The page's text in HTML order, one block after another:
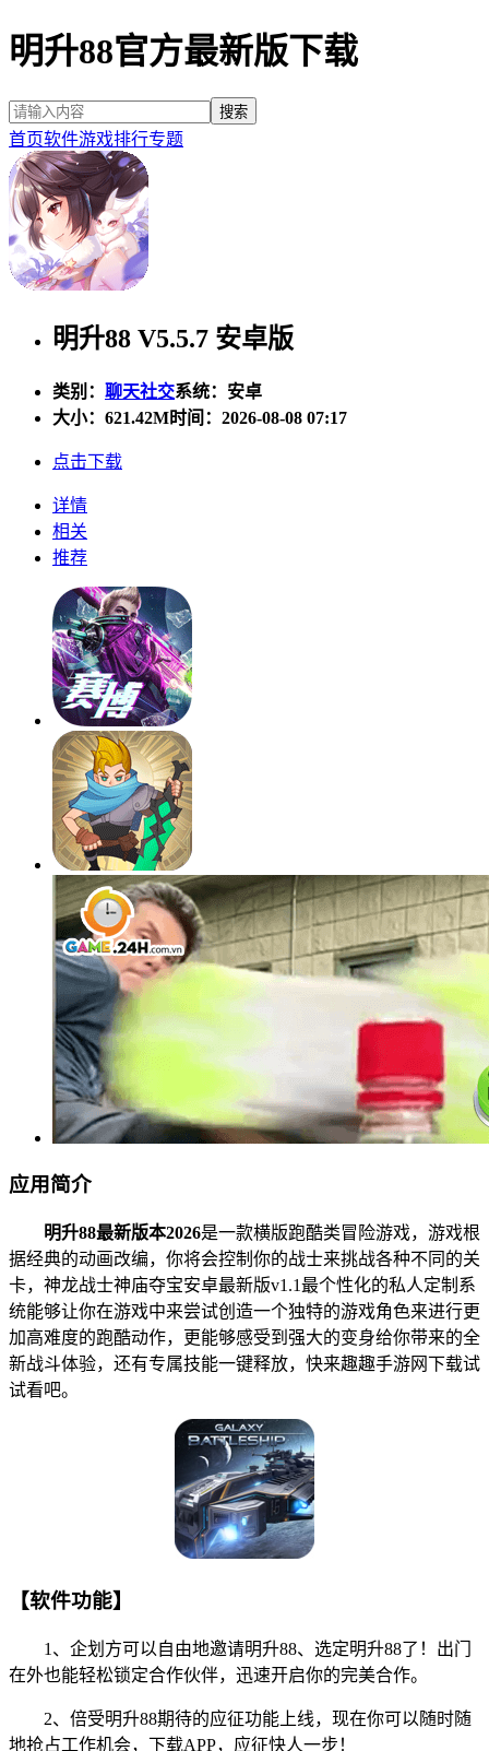
明升88官方最新版下载
首页软件游戏排行专题
明升88 V5.5.7 安卓版
类别： 聊天社交系统：安卓
大小： 621.42M时间：2026-08-08 07:17
点击下载
详情
相关
推荐
应用简介
明升88最新版本2026是一款横版跑酷类冒险游戏，游戏根
据经典的动画改编，你将会控制你的战士来挑战各种不同的关
卡，神龙战士神庙夺宝安卓最新版v1.1最个性化的私人定制系
统能够让你在游戏中来尝试创造一个独特的游戏角色来进行更
加高难度的跑酷动作，更能够感受到强大的变身给你带来的全
新战斗体验，还有专属技能一键释放，快来趣趣手游网下载试
试看吧。
【软件功能】
1、企划方可以自由地邀请明升88、选定明升88了！出门
在外也能轻松锁定合作伙伴，迅速开启你的完美合作。
2、倍受明升88期待的应征功能上线，现在你可以随时随
地抢占工作机会，下载APP，应征快人一步！